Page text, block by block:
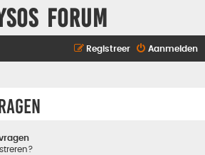
Forum
Aanmelden
Registreer